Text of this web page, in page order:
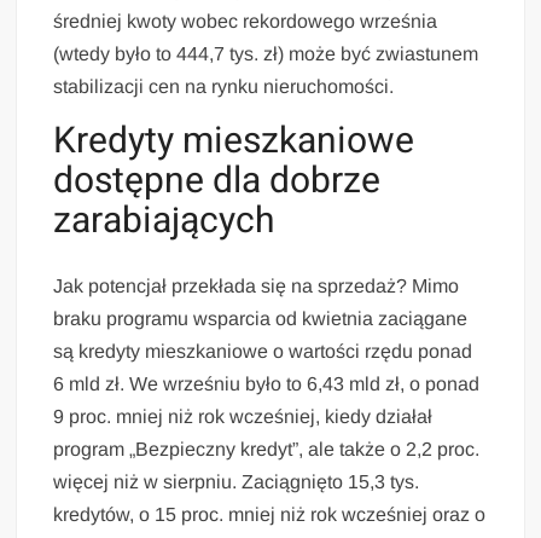
średniej kwoty wobec rekordowego września
(wtedy było to 444,7 tys. zł) może być zwiastunem
stabilizacji cen na rynku nieruchomości.
Kredyty mieszkaniowe
dostępne dla dobrze
zarabiających
Jak potencjał przekłada się na sprzedaż? Mimo
braku programu wsparcia od kwietnia zaciągane
są kredyty mieszkaniowe o wartości rzędu ponad
6 mld zł. We wrześniu było to 6,43 mld zł, o ponad
9 proc. mniej niż rok wcześniej, kiedy działał
program „Bezpieczny kredyt”, ale także o 2,2 proc.
więcej niż w sierpniu. Zaciągnięto 15,3 tys.
kredytów, o 15 proc. mniej niż rok wcześniej oraz o